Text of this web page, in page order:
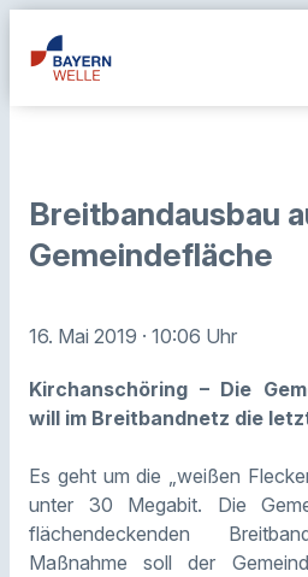
Breitbandausbau
Gemeindefläche
16. Mai 2019 · 10:06 Uhr
Kirchanschöring – Die
will im Breitbandnetz die
Es geht um die „weißen
unter 30 Megabit. Die
flächendeckenden
Maßnahme soll der